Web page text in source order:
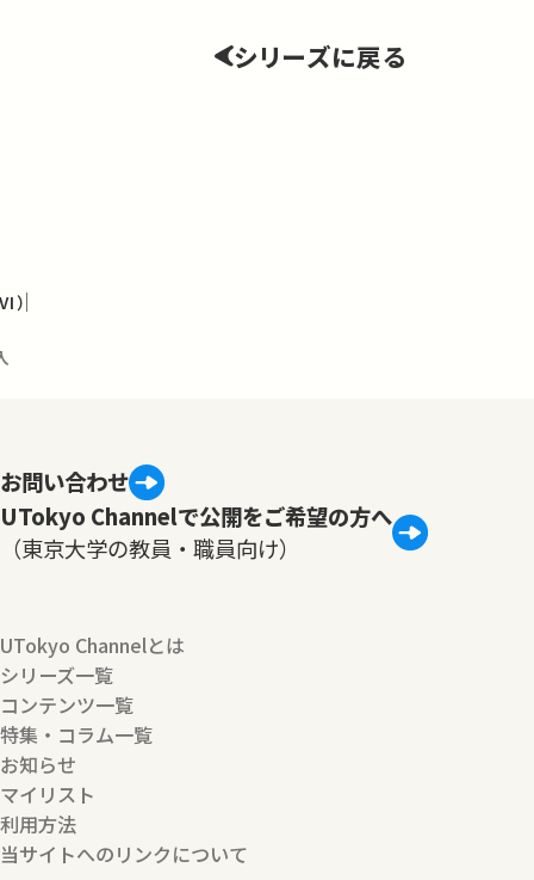
シリーズに戻る
）
お問い合わせ
UTokyo Channelで公開をご希望の方へ
（東京大学の教員・職員向け）
UTokyo Channelとは
シリーズ一覧
コンテンツ一覧
特集・コラム一覧
お知らせ
マイリスト
利用方法
当サイトへのリンクについて